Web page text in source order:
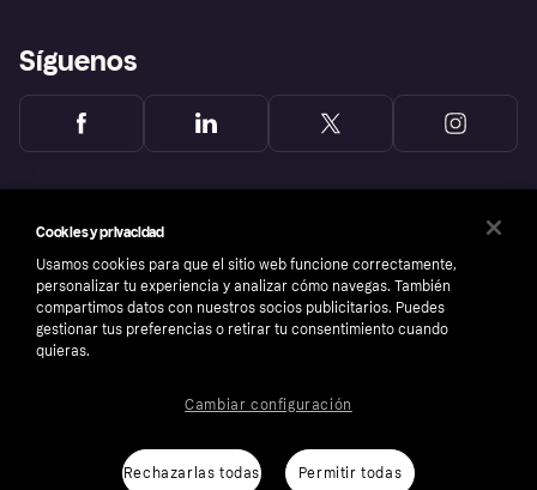
Síguenos
Número de empresa: 556737-0431
Cookies y privacidad
Usamos cookies para que el sitio web funcione correctamente,
personalizar tu experiencia y analizar cómo navegas. También
compartimos datos con nuestros socios publicitarios. Puedes
gestionar tus preferencias o retirar tu consentimiento cuando
quieras.
Rechazarlas todas Permitir todas
Cambiar configuración